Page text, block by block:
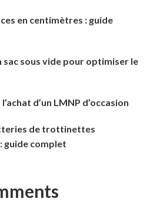
en centimètres : guide
sous vide pour optimiser le
d’un LMNP d’occasion
de trottinettes
guide complet